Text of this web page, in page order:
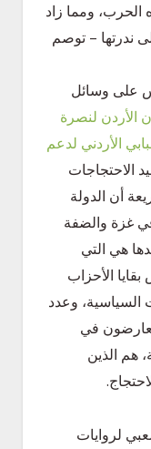
الحرب، ومما زاد
ندرتها – توصم
على وسائل
الأردن لنصرة
الأردني لدعم
الاحتجاجات
أن الدولة
غزة والضفة
هي التي
الأحزاب
السياسية، وعدد
في
هم الذين
لروايات